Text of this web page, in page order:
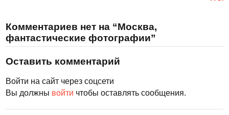
Комментариев нет на “Москва,
фантастические фотографии”
Оставить комментарий
Войти на сайт через соцсети
Вы должны войти чтобы оставлять сообщения.